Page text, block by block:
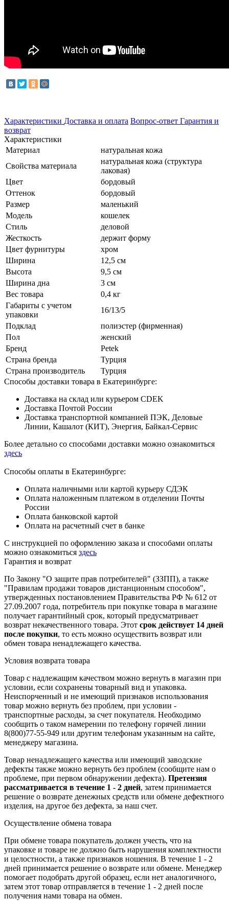
Характеристики Доставка и оплата Вопрос-ответ Гарантия и
возврат
Характеристики
Материал
натуральная кожа
Свойства материала
натуральная кожа (структура
лаковая)
Цвет
бордовый
Оттенок
бордовый
Размер
маленький
Модель
кошелек
Стиль
деловой
Жесткость
держит форму
Цвет фурнитуры
хром
Ширина
12,5 см
Высота
9,5 см
Ширина дна
3 см
Вес товара
0,4 кг
Габариты с учетом
упаковки
16/13/5
Подклад
полиэстер (фирменная)
Пол
женский
Бренд
Petek
Страна бренда
Турция
Страна производитель
Турция
Способы доставки товара в Екатеринбурге:
Доставка на склад или курьером CDEK
Доставка Почтой России
Доставка транспортной компанией ПЭК, Деловые
Линии, Кашалот (КИТ), Энергия, Байкал-Сервис
Более детально со способами доставки можно ознакомиться
здесь
Способы оплаты в Екатеринбурге:
Оплата наличными или картой курьеру СДЭК
Оплата наложенным платежом в отделении Почты
России
Оплата банковской картой
Оплата на расчетный счет в банке
С инструкцией по оформлению заказа и способами оплаты
можно ознакомиться здесь
Гарантия и возврат
По Закону "О защите прав потребителей" (ЗЗПП), а также
"Правилам продажи товаров дистанционным способом",
утвержденных постановлением Правительства РФ № 612 от
27.09.2007 года, потребитель при покупке товара в магазине
получает гарантийный срок, который предусматривает
возврат некачественного товара. Этот срок действует 14 дней
после покупки, то есть можно осуществить возврат или
обмен товара ненадлежащего качества.
Условия возврата товара
Товар с надлежащим качеством можно вернуть в магазин при
условии, если сохранены товарный вид и упаковка.
Неиспорченный и не имеющий признаков использования
товар можно вернуть без проблем, при условии -
транспортные расходы, за счет покупателя. Необходимо
сообщить о таком намерении по телефону горячей линии
8(800)77-55-949 или другим телефонам указанным на сайте,
менеджеру магазина.
Товар ненадлежащего качества или имеющий заводские
дефекты также можно вернуть без проблем (сообщите нам о
проблеме, при первом обнаружении дефекта). Претензия
рассматривается в течение 1 - 2 дней, затем принимается
решение о возврате денежных средств или обмене дефектного
изделия, на другое без дефекта, за наш счет.
Осуществление обмена товара
При обмене товара покупатель должен учесть, что на
упаковке и товаре не должно быть нарушения комплектности
и целостности, а также признаков ношения. В течение 1 - 2
дней принимается решение о возврате или обмене. Менеджер
помогает подобрать другой образец, если нет аналогичного,
затем этот товар отправляется в течение 1 - 2 дней после
получения нами товара на обмен.